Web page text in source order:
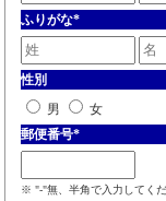
ふりがな*
性別
男
女
郵便番号*
※ "-"無、半角で入力してくだ